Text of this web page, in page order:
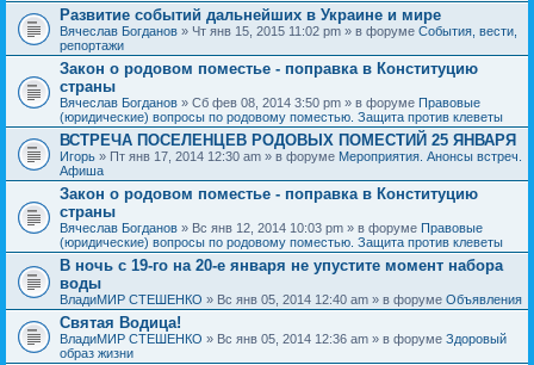
Развитие событий дальнейших в Украине и мире
Вячеслав Богданов » Чт янв 15, 2015 11:02 pm » в форуме События, вести,
репортажи
Закон о родовом поместье - поправка в Конституцию
страны
Вячеслав Богданов » Сб фев 08, 2014 3:50 pm » в форуме Правовые
(юридические) вопросы по родовому поместью. Защита против клеветы
ВСТРЕЧА ПОСЕЛЕНЦЕВ РОДОВЫХ ПОМЕСТИЙ 25 ЯНВАРЯ
Игорь » Пт янв 17, 2014 12:30 am » в форуме Мероприятия. Анонсы встреч.
Афиша
Закон о родовом поместье - поправка в Конституцию
страны
Вячеслав Богданов » Вс янв 12, 2014 10:03 pm » в форуме Правовые
(юридические) вопросы по родовому поместью. Защита против клеветы
В ночь с 19-го на 20-е января не упустите момент набора
воды
ВладиМИР СТЕШЕНКО » Вс янв 05, 2014 12:40 am » в форуме Объявления
Святая Водица!
ВладиМИР СТЕШЕНКО » Вс янв 05, 2014 12:36 am » в форуме Здоровый
образ жизни